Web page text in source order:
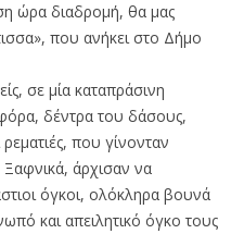
ώρα διαδρομή, θα μας
που ανήκει στο Δήμο
σε μία καταπράσινη
δέντρα του δάσους,
που γίνονταν
Ξαφνικά, άρχισαν να
όγκοι, ολόκληρα βουνά
και απειλητικό όγκο τους